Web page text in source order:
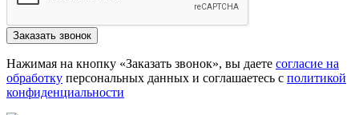
Нажимая на кнопку «Заказать звонок», вы даете согласие на
обработку персональных данных и соглашаетесь c политикой
конфиденциальности